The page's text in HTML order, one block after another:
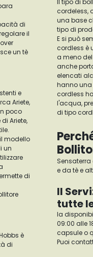
di
il
un tè
e
Ariete,
Ariete,
modello
un
di
di
Il tipo di
cordeless,
una base
tipo di
E si può
cordless è
a meno
anche
elencati
hanno una
cordless
l'acqua,
di tipo
e
Il
tutte
Ia
09:00 alle
capsule o
Puoi